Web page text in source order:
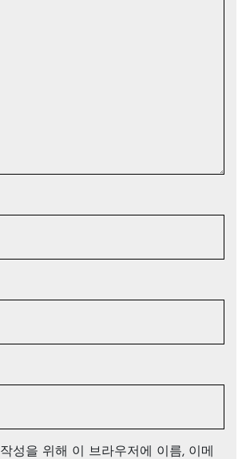
성을 위해 이 브라우저에 이름, 이메